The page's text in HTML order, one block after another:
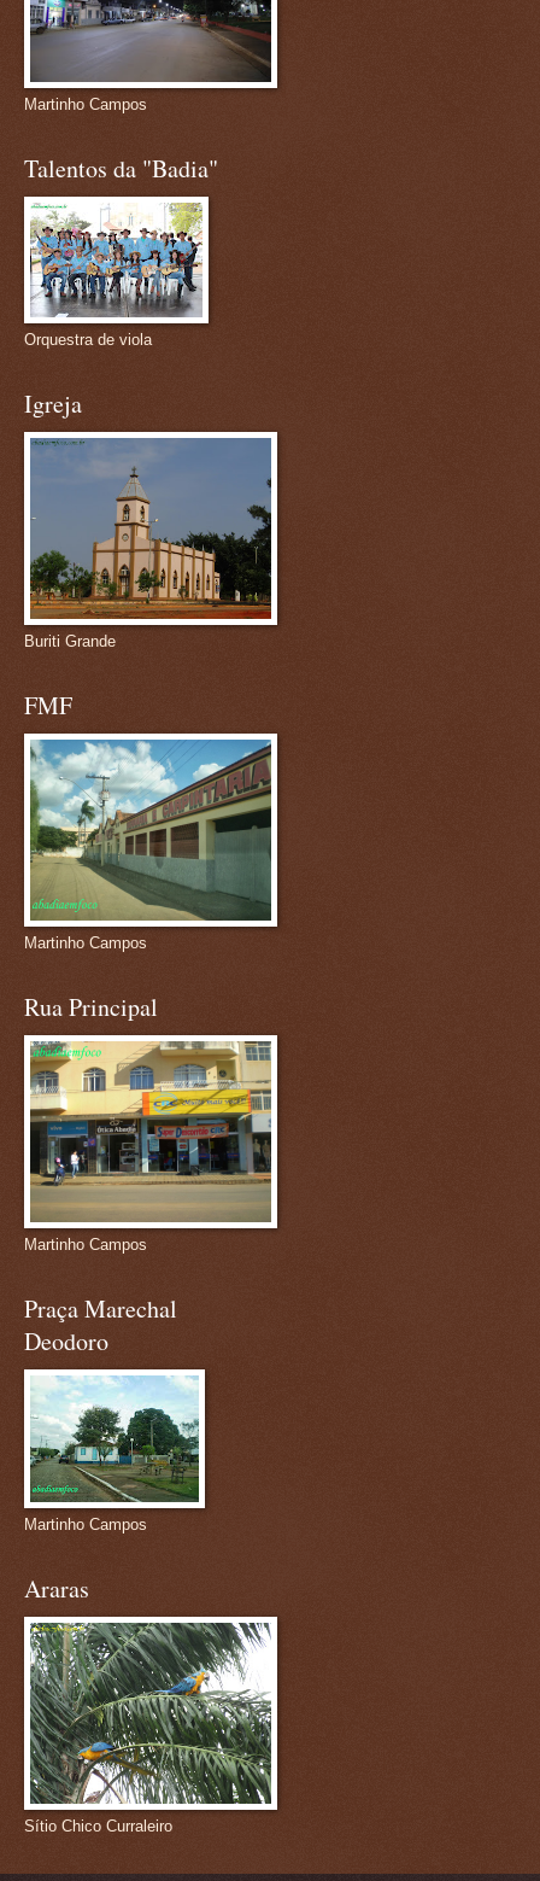
Martinho Campos
Talentos da "Badia"
Orquestra de viola
Igreja
Buriti Grande
FMF
Martinho Campos
Rua Principal
Martinho Campos
Praça Marechal
Deodoro
Martinho Campos
Araras
Sítio Chico Curraleiro